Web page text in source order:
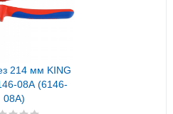
214 мм KING
08A (6146-
08A)